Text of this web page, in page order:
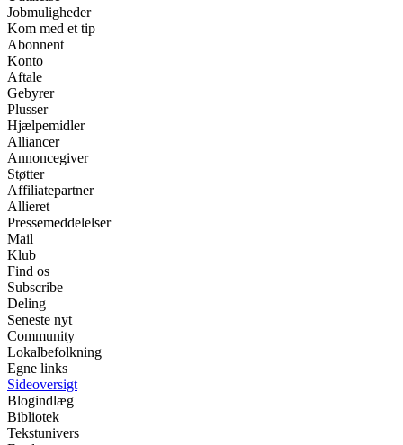
Jobmuligheder
Kom med et tip
Abonnent
Konto
Aftale
Gebyrer
Plusser
Hjælpemidler
Alliancer
Annoncegiver
Støtter
Affiliatepartner
Allieret
Pressemeddelelser
Mail
Klub
Find os
Subscribe
Deling
Seneste nyt
Community
Lokalbefolkning
Egne links
Sideoversigt
Blogindlæg
Bibliotek
Tekstunivers